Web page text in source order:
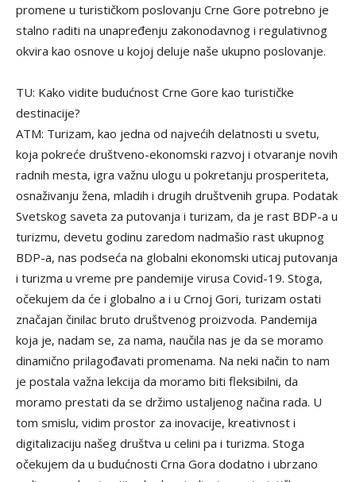
promene u turističkom poslovanju Crne Gore potrebno je
stalno raditi na unapređenju zakonodavnog i regulativnog
okvira kao osnove u kojoj deluje naše ukupno poslovanje.
TU: Kako vidite budućnost Crne Gore kao turističke
destinacije?
ATM: Turizam, kao jedna od najvećih delatnosti u svetu,
koja pokreće društveno-ekonomski razvoj i otvaranje novih
radnih mesta, igra važnu ulogu u pokretanju prosperiteta,
osnaživanju žena, mladih i drugih društvenih grupa. Podatak
Svetskog saveta za putovanja i turizam, da je rast BDP-a u
turizmu, devetu godinu zaredom nadmašio rast ukupnog
BDP-a, nas podseća na globalni ekonomski uticaj putovanja
i turizma u vreme pre pandemije virusa Covid-19. Stoga,
očekujem da će i globalno a i u Crnoj Gori, turizam ostati
značajan činilac bruto društvenog proizvoda. Pandemija
koja je, nadam se, za nama, naučila nas je da se moramo
dinamično prilagođavati promenama. Na neki način to nam
je postala važna lekcija da moramo biti fleksibilni, da
moramo prestati da se držimo ustaljenog načina rada. U
tom smislu, vidim prostor za inovacije, kreativnost i
digitalizaciju našeg društva u celini pa i turizma. Stoga
očekujem da u budućnosti Crna Gora dodatno i ubrzano